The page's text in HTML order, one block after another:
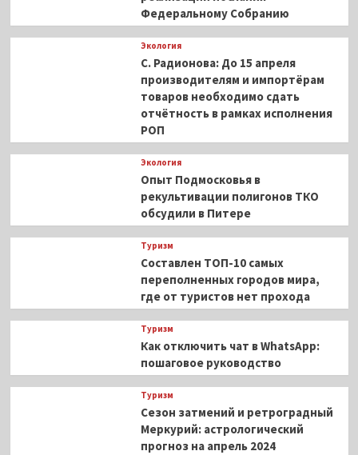
Федеральному Собранию
Экология
С. Радионова: До 15 апреля
производителям и импортёрам
товаров необходимо сдать
отчётность в рамках исполнения
РОП
Экология
Опыт Подмосковья в
рекультивации полигонов ТКО
обсудили в Питере
Туризм
Составлен ТОП-10 самых
переполненных городов мира,
где от туристов нет прохода
Туризм
Как отключить чат в WhatsApp:
пошаговое руководство
Туризм
Сезон затмений и ретроградный
Меркурий: астрологический
прогноз на апрель 2024